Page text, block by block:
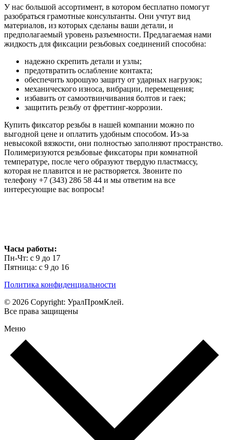
У нас большой ассортимент, в котором бесплатно помогут
разобраться грамотные консультанты. Они учтут вид
материалов, из которых сделаны ваши детали, и
предполагаемый уровень разъемности. Предлагаемая нами
жидкость для фиксации резьбовых соединений способна:
надежно скрепить детали и узлы;
предотвратить ослабление контакта;
обеспечить хорошую защиту от ударных нагрузок;
механического износа, вибрации, перемещения;
избавить от самоотвинчивания болтов и гаек;
защитить резьбу от фреттинг-коррозии.
Купить фиксатор резьбы в нашей компании можно по
выгодной цене и оплатить удобным способом. Из-за
невысокой вязкости, они полностью заполняют пространство.
Полимеризуются резьбовые фиксаторы при комнатной
температуре, после чего образуют твердую пластмассу,
которая не плавится и не растворяется. Звоните по
телефону +7 (343) 286 58 44 и мы ответим на все
интересующие вас вопросы!
Часы работы:
Пн-Чт: с 9 до 17
Пятница: с 9 до 16
Политика конфиденциальности
© 2026 Copyright: УралПромКлей.
Все права защищены
Меню